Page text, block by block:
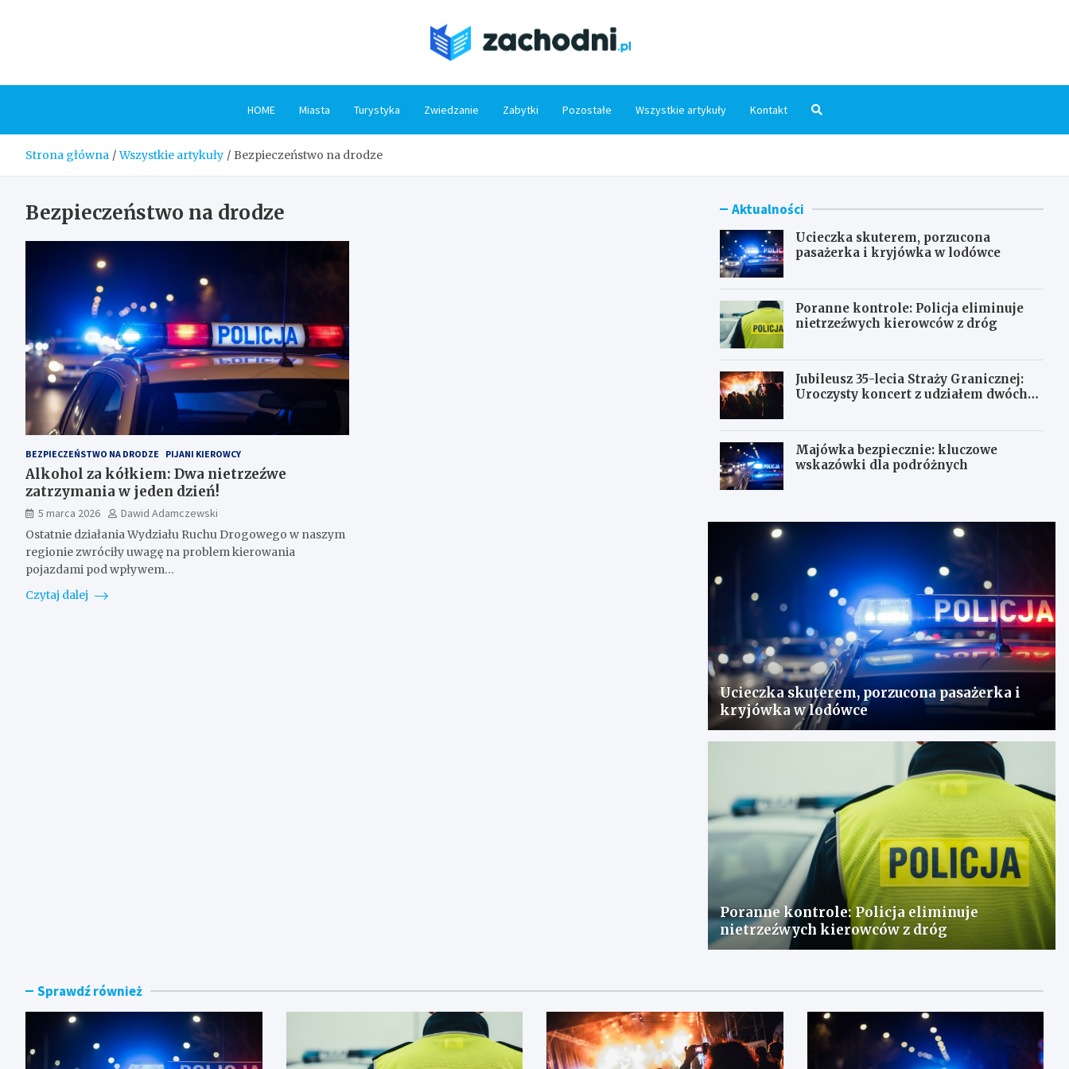
HOME Miasta Turystyka Zwiedzanie Zabytki Pozostałe Wszystkie artykuły Kontakt
Strona główna Wszystkie artykuły Bezpieczeństwo na drodze
Bezpieczeństwo na drodze
BEZPIECZEŃSTWO NA DRODZE PIJANI KIEROWCY
Alkohol za kółkiem: Dwa nietrzeźwe
zatrzymania w jeden dzień!
5 marca 2026
Dawid Adamczewski
Ostatnie działania Wydziału Ruchu Drogowego w naszym
regionie zwróciły uwagę na problem kierowania
pojazdami pod wpływem…
Czytaj dalej
Aktualności
Ucieczka skuterem, porzucona
pasażerka i kryjówka w lodówce
Poranne kontrole: Policja eliminuje
nietrzeźwych kierowców z dróg
Jubileusz 35-lecia Straży Granicznej:
Uroczysty koncert z udziałem dwóch
Majówka bezpiecznie: kluczowe
wskazówki dla podróżnych
Ucieczka skuterem, porzucona pasażerka i
kryjówka w lodówce
Poranne kontrole: Policja eliminuje
nietrzeźwych kierowców z dróg
Sprawdź również